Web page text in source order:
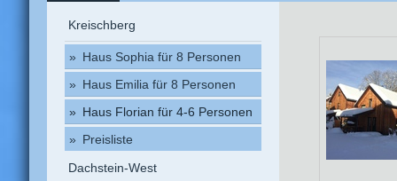
Kreischberg
Haus Sophia für 8 Personen
Haus Emilia für 8 Personen
Haus Florian für 4-6 Personen
Preisliste
Dachstein-West